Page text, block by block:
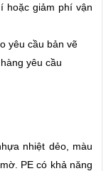
hoặc giảm phí vận
yêu cầu bản vẽ
yêu cầu
nhiệt dẻo, màu
PE có khả năng